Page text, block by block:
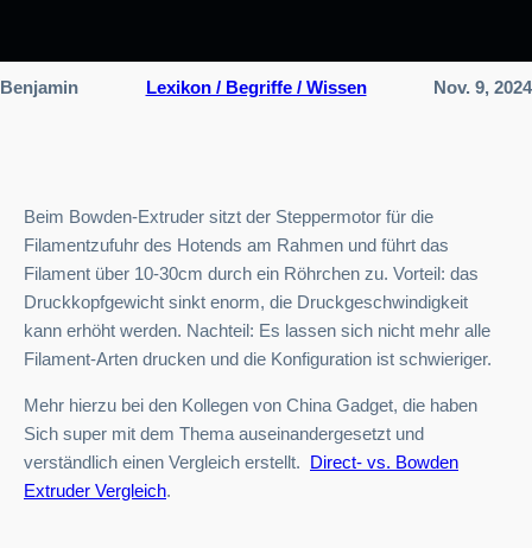
Benjamin Lexikon / Begriffe / Wissen Nov. 9, 2024
Beim Bowden-Extruder sitzt der Steppermotor für die
Filamentzufuhr des Hotends am Rahmen und führt das
Filament über 10-30cm durch ein Röhrchen zu. Vorteil: das
Druckkopfgewicht sinkt enorm, die Druckgeschwindigkeit
kann erhöht werden. Nachteil: Es lassen sich nicht mehr alle
Filament-Arten drucken und die Konfiguration ist schwieriger.
Mehr hierzu bei den Kollegen von China Gadget, die haben
Sich super mit dem Thema auseinandergesetzt und
verständlich einen Vergleich erstellt. Direct- vs. Bowden
Extruder Vergleich.